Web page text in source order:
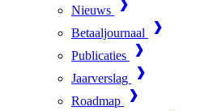
Nieuws
Betaaljournaal
Publicaties
Jaarverslag
Roadmap